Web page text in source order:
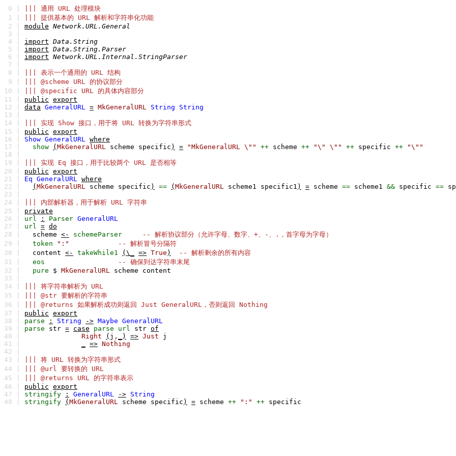
0 |
||| 通用 URL 处理模块
1 |
||| 提供基本的 URL 解析和字符串化功能
2 | module Network.URL.General
3 |
4 | import Data.String
5 | import Data.String.Parser
6 | import Network.URL.Internal.StringParser
7 |
8 |
||| 表示一个通用的 URL 结构
9 |
||| @scheme URL 的协议部分
10 |
||| @specific URL 的具体内容部分
11 | public export
12 | data GeneralURL = MkGeneralURL String
String
13 |
14 |
||| 实现 Show 接口，用于将 URL 转换为字符串形式
15 | public export
16 | Show GeneralURL where
17 |
show ( MkGeneralURL scheme specific ) = "MkGeneralURL \"" ++ scheme ++ "\" \"" ++ specific ++
"\""
18 |
19 |
||| 实现 Eq 接口，用于比较两个 URL 是否相等
20 | public export
21 | Eq GeneralURL where
22 |
( MkGeneralURL scheme specific ) == ( MkGeneralURL scheme1 specific1 ) = scheme == scheme1 && specific ==
23 |
24 |
||| 内部解析器，用于解析 URL 字符串
25 | private
26 | url : Parser GeneralURL
27 | url = do
28 |
scheme <- schemeParser
-- 解析协议部分（允许字母、数字、+、-、.，首字母为字母）
29 |
token ":"
-- 解析冒号分隔符
30 |
content <- takeWhile1 (\_ => True )
-- 解析剩余的所有内容
31 |
eos
-- 确保到达字符串末尾
32 |
pure $ MkGeneralURL scheme
content
33 |
34 |
||| 将字符串解析为 URL
35 |
||| @str 要解析的字符串
36 |
||| @returns 如果解析成功则返回 Just GeneralURL，否则返回 Nothing
37 | public export
38 | parse : String -> Maybe GeneralURL
39 | parse str = case parse url str of
40 |
Right ( j , _) => Just
j
41 |
=> Nothing
42 |
43 |
||| 将 URL 转换为字符串形式
44 |
||| @url 要转换的 URL
45 |
||| @returns URL 的字符串表示
46 | public export
47 | stringify : GeneralURL -> String
48 | stringify ( MkGeneralURL scheme specific ) = scheme ++ ":" ++ specific